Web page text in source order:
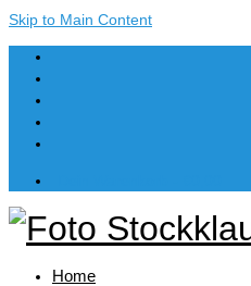
Skip to Main Content
Home